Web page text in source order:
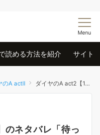
Menu
読める方法を紹介 サイト
のA actⅡ ダイヤのA act2【173話】のネタバレ「待ってんだろ？」最新話の内容と感想
ネタバレ「待っ